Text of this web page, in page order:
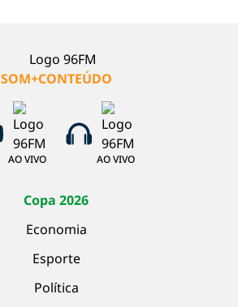
SOM+CONTEÚDO
AO VIVO AO VIVO
Copa 2026
Economia
Esporte
Política